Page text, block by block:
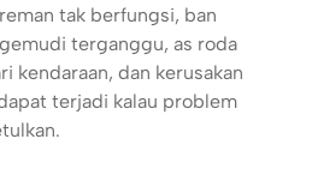
tak berfungsi, ban
terganggu, as roda
kendaraan, dan kerusakan
terjadi kalau problem